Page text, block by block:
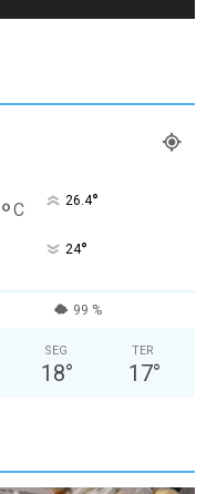
°C 26.4°
24°
99 %
SEG
18°
TER
17°